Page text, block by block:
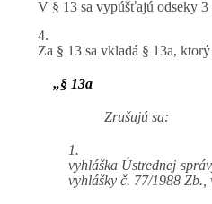
V § 13 sa vypúšťajú odseky 3
4.
Za § 13 sa vkladá § 13a,
„§ 13a
Zrušujú sa:
1.
vyhláška Ústrednej
vyhlášky č. 77/1988 Zb.,